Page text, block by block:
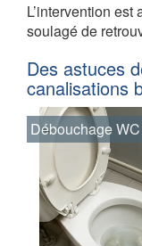
L’intervention
soulagé de
Des astuces
canalisations
Débouchage